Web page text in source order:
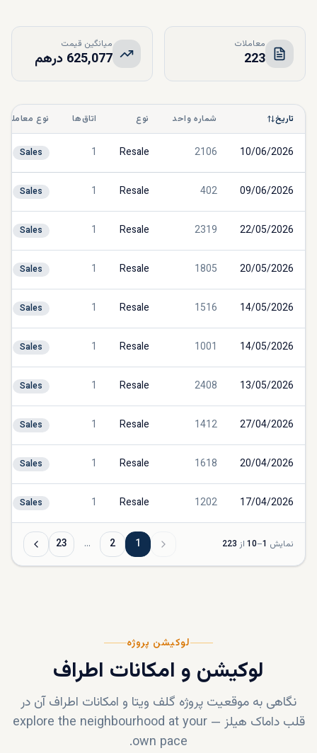
معاملات
223
میانگین قیمت
625,077 درهم
تاریخ شماره واحد نوع اتاق‌ها نوع معامله
10/06/2026
2106
Resale
1
Sales
09/06/2026
402
Resale
1
Sales
22/05/2026
2319
Resale
1
Sales
20/05/2026
1805
Resale
1
Sales
14/05/2026
1516
Resale
1
Sales
14/05/2026
1001
Resale
1
Sales
13/05/2026
2408
Resale
1
Sales
27/04/2026
1412
Resale
1
Sales
20/04/2026
1618
Resale
1
Sales
17/04/2026
1202
Resale
1
Sales
نمایش 1
–
10 از 223
1
2
…
23
لوکیشن پروژه
لوکیشن و امکانات اطراف
نگاهی به موقعیت پروژه گلف ویتا و امکانات اطراف آن در
قلب داماک هیلز —
explore the neighbourhood at your
own pace.